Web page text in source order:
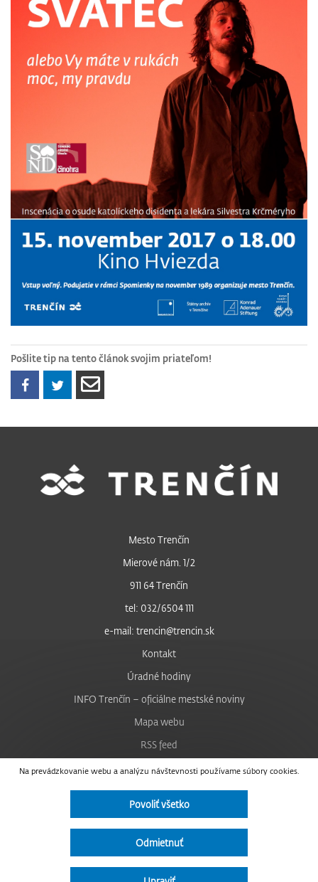
Pošlite tip na tento článok svojim priateľom!
Na prevádzkovanie webu a analýzu návštevnosti používame súbory cookies.
Povoliť všetko
Odmietnuť
Mesto Trenčín
Mierové nám. 1/2
911 64 Trenčín
tel: 032/6504 111
e-mail: trencin@trencin.sk
Kontakt
Úradné hodiny
INFO Trenčín – oficiálne mestské noviny
Mapa webu
RSS feed
Nastavenie cookies
Facebook
Instagram
Vyhlásenie o prístupnosti